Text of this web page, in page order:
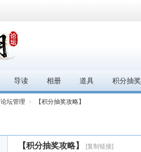
导读 相册 道具 积分抽奖
论坛管理 › 【积分抽奖攻略】
【积分抽奖攻略】 [复制链接]